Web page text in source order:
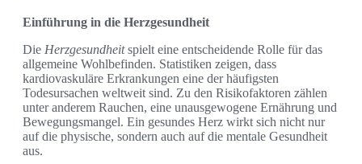
Einführung in die Herzgesundheit
Die Herzgesundheitspielt eine entscheidende Rolle für das
allgemeine Wohlbefinden. Statistiken zeigen, dass
kardiovaskuläre Erkrankungen eine der häufigsten
Todesursachen weltweit sind. Zu den Risikofaktoren zählen
unter anderem Rauchen, eine unausgewogene Ernährung und
Bewegungsmangel. Ein gesundes Herz wirkt sich nicht nur
auf die physische, sondern auch auf die mentale Gesundheit
aus.